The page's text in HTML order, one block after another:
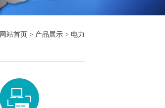
网站首页 > 产品展示 > 电力